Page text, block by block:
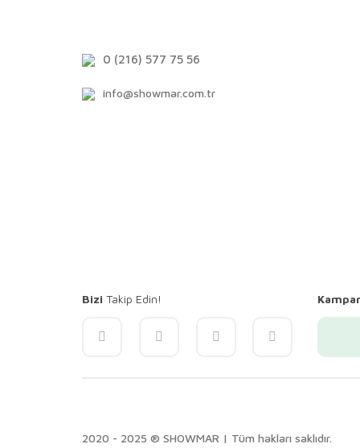
0 (216) 577 75 56
info@showmar.com.tr
Bizi Takip Edin!
2020 - 2025 ® SHOWMAR | Tüm hakları saklıdır.